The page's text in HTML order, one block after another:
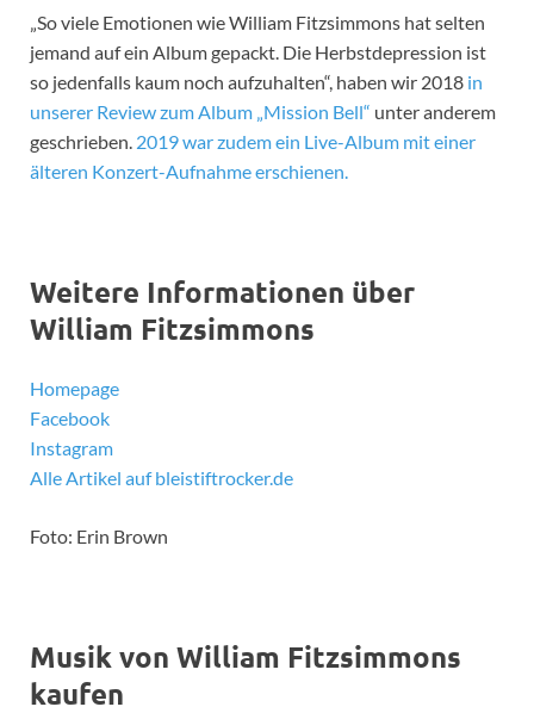
„So viele Emotionen wie William Fitzsimmons hat selten
jemand auf ein Album gepackt. Die Herbstdepression ist
so jedenfalls kaum noch aufzuhalten“, haben wir 2018 in
unserer Review zum Album „Mission Bell“ unter anderem
geschrieben. 2019 war zudem ein Live-Album mit einer
älteren Konzert-Aufnahme erschienen.
Weitere Informationen über
William Fitzsimmons
Homepage
Facebook
Instagram
Alle Artikel auf bleistiftrocker.de
Foto: Erin Brown
Musik von William Fitzsimmons
kaufen